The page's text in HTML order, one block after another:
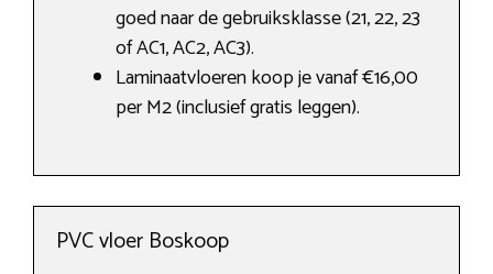
goed naar de gebruiksklasse (21, 22, 23
of AC1, AC2, AC3).
Laminaatvloeren koop je vanaf €16,00
per M2 (inclusief gratis leggen).
PVC vloer Boskoop